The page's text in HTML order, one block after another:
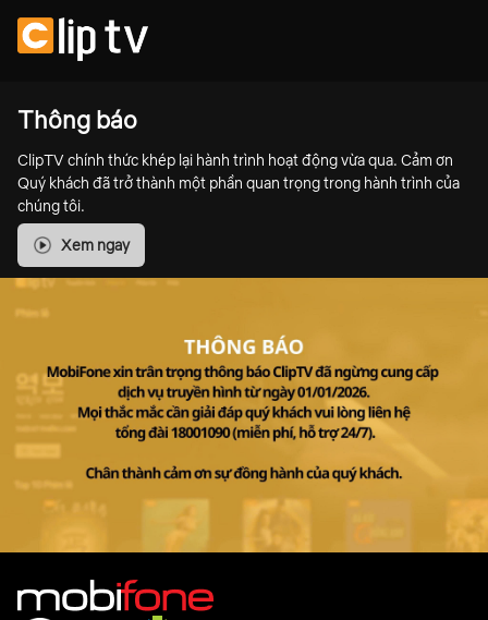
Thông báo
ClipTV chính thức khép lại hành trình hoạt động vừa qua. Cảm ơn
Quý khách đã trở thành một phần quan trọng trong hành trình của
chúng tôi.
Xem ngay